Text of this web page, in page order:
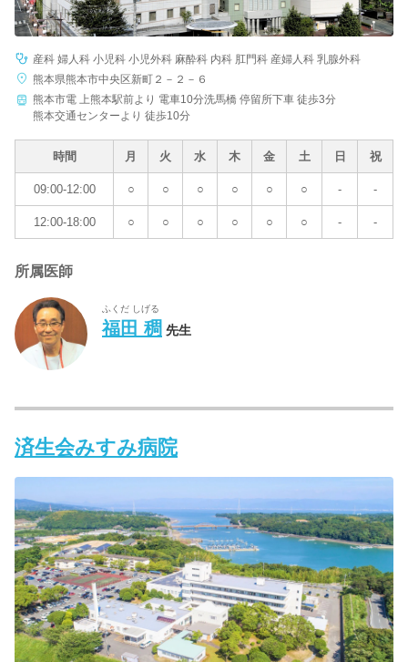
産科 婦人科 小児科 小児外科 麻酔科 内科 肛門科 産婦人科 乳腺外科
熊本県熊本市中央区新町２－２－６
熊本市電 上熊本駅前より 電車10分洗馬橋 停留所下車 徒歩3分
熊本交通センターより 徒歩10分
時間 月 火 水 木 金 土 日 祝
09:00-12:00 ○ ○ ○ ○ ○ ○ - -
12:00-18:00 ○ ○ ○ ○ ○ ○ - -
所属医師
ふくだ しげる
福田 稠 先生
済生会みすみ病院